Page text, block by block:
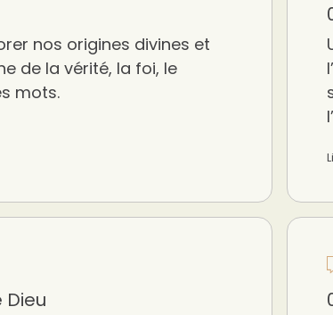
nos origines divines et
de la vérité, la foi, le
mots.
Dieu